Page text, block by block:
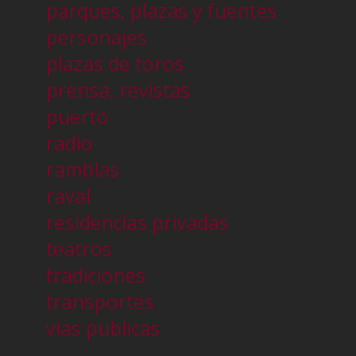
parques, plazas y fuentes
personajes
plazas de toros
prensa, revistas
puerto
radio
ramblas
raval
residencias privadas
teatros
tradiciones
transportes
vias publicas